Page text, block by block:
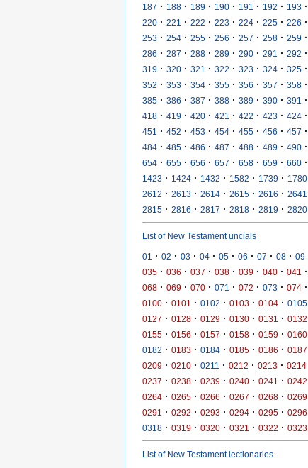
187 · 188 · 189 · 190 · 191 · 192 · 193 ·
220 · 221 · 222 · 223 · 224 · 225 · 226 ·
253 · 254 · 255 · 256 · 257 · 258 · 259 ·
286 · 287 · 288 · 289 · 290 · 291 · 292 ·
319 · 320 · 321 · 322 · 323 · 324 · 325 ·
352 · 353 · 354 · 355 · 356 · 357 · 358 ·
385 · 386 · 387 · 388 · 389 · 390 · 391 ·
418 · 419 · 420 · 421 · 422 · 423 · 424 ·
451 · 452 · 453 · 454 · 455 · 456 · 457 ·
484 · 485 · 486 · 487 · 488 · 489 · 490 ·
654 · 655 · 656 · 657 · 658 · 659 · 660 ·
1423 · 1424 · 1432 · 1582 · 1739 · 1780
2612 · 2613 · 2614 · 2615 · 2616 · 2641
2815 · 2816 · 2817 · 2818 · 2819 · 2820
List of New Testament uncials
01 · 02 · 03 · 04 · 05 · 06 · 07 · 08 · 09
035 · 036 · 037 · 038 · 039 · 040 · 041 ·
068 · 069 · 070 · 071 · 072 · 073 · 074 ·
0100 · 0101 · 0102 · 0103 · 0104 · 0105
0127 · 0128 · 0129 · 0130 · 0131 · 0132
0155 · 0156 · 0157 · 0158 · 0159 · 0160
0182 · 0183 · 0184 · 0185 · 0186 · 0187
0209 · 0210 · 0211 · 0212 · 0213 · 0214
0237 · 0238 · 0239 · 0240 · 0241 · 0242
0264 · 0265 · 0266 · 0267 · 0268 · 0269
0291 · 0292 · 0293 · 0294 · 0295 · 0296
0318 · 0319 · 0320 · 0321 · 0322 · 0323
List of New Testament lectionaries